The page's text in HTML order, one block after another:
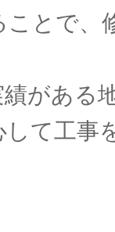
ことで、
がある
て工事